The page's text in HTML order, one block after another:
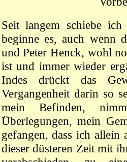
Seit langem schiebe
beginne es, auch wenn
und Peter Henck, wohl
ist und immer wieder
Indes drückt das
Vergangenheit darin so
mein Befinden,
Überlegungen, mein
gefangen, dass ich
dieser düsteren Zeit mit